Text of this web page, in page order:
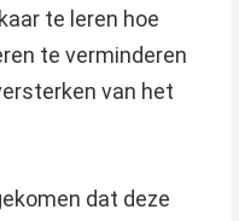
te leren hoe
te verminderen
van het
dat deze